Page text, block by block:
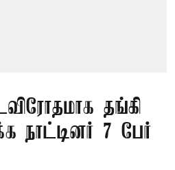
தங்கி
நாட்டினர் 7 பேர்